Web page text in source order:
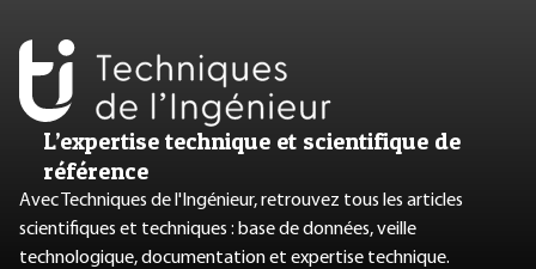
L’expertise technique et scientifique de
référence
Avec Techniques de l'Ingénieur, retrouvez tous les articles
scientifiques et techniques : base de données, veille
technologique, documentation et expertise technique.